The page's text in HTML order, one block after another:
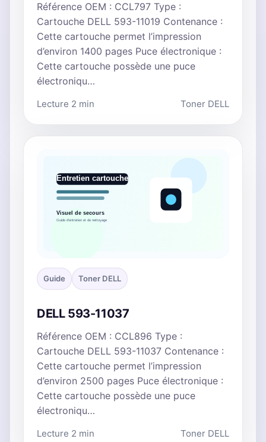
Référence OEM : CCL797 Type :
Cartouche DELL 593-11019 Contenance :
Cette cartouche permet l’impression
d’environ 1400 pages Puce électronique :
Cette cartouche possède une puce
électroniqu…
Lecture 2 min Toner DELL
Guide Toner DELL
DELL 593-11037
Référence OEM : CCL896 Type :
Cartouche DELL 593-11037 Contenance :
Cette cartouche permet l’impression
d’environ 2500 pages Puce électronique :
Cette cartouche possède une puce
électroniqu…
Lecture 2 min Toner DELL